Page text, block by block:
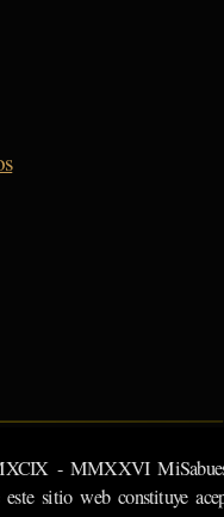
- MMXXVI
sitio web constituye